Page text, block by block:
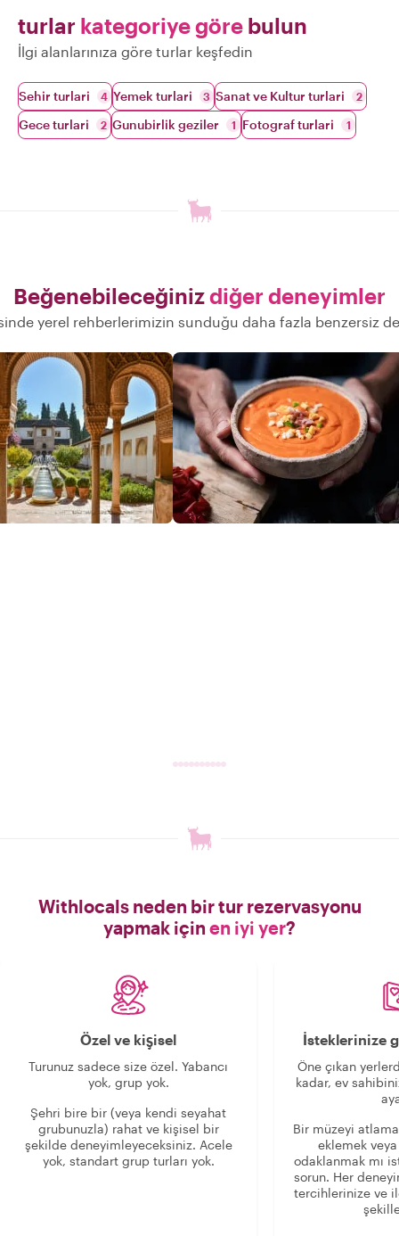
turlar kategoriye göre bulun
İlgi alanlarınıza göre turlar keşfedin
Sehir turlari 4 Yemek turlari 3 Sanat ve Kultur turlari 2
Gece turlari 2 Gunubirlik geziler 1 Fotograf turlari 1
Beğenebileceğinizdiğer deneyimler
yerel rehberlerimizin sunduğu daha fazla benzersiz
Withlocals neden bir tur rezervasyonu
yapmak için en iyi yer?
Özel ve kişisel
Turunuz sadece size özel. Yabancı
yok, grup yok.
Şehri bire bir (veya kendi seyahat
grubunuzla) rahat ve kişisel bir
şekilde deneyimleyeceksiniz. Acele
yok, standart grup turları yok.
İsteklerinize
Öne çıkan
kadar, ev
Bir müzeyi
eklemek
odaklanmak mı
sorun. Her
tercihlerinize ve